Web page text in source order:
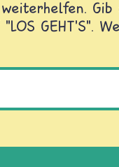
Gib
GEHT'S".